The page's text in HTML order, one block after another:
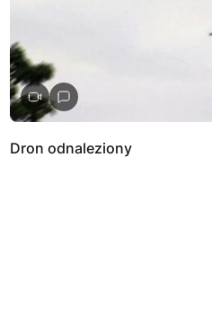
Dron odnaleziony